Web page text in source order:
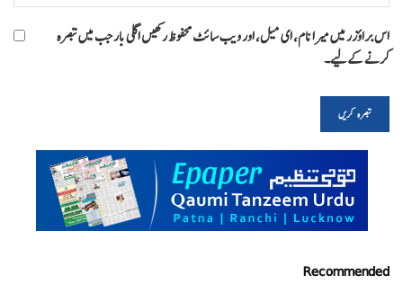
اس براؤزر میں میرا نام، ای میل، اور ویب سائٹ محفوظ رکھیں اگلی بار جب میں تبصرہ
کرنے کےلیے۔
Recommended